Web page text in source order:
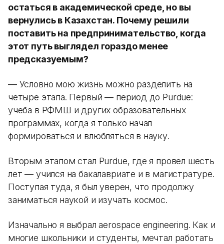
остаться в академической среде, но вы
вернулись в Казахстан. Почему решили
поставить на предпринимательство, когда
этот путь выглядел гораздо менее
предсказуемым?
— Условно мою жизнь можно разделить на
четыре этапа. Первый — период до Purdue:
учеба в РФМШ и других образовательных
программах, когда я только начал
формироваться и влюбляться в науку.
Вторым этапом стал Purdue, где я провел шесть
лет — учился на бакалавриате и в магистратуре.
Поступая туда, я был уверен, что продолжу
заниматься наукой и изучать космос.
Изначально я выбрал aerospace engineering. Как и
многие школьники и студенты, мечтал работать